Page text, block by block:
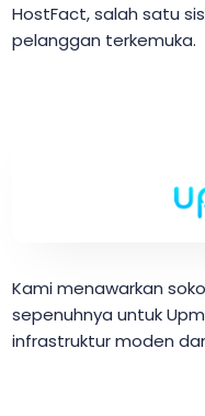
HostFact, salah satu
pelanggan terkemuka.
Kami menawarkan
sepenuhnya untuk
infrastruktur moden